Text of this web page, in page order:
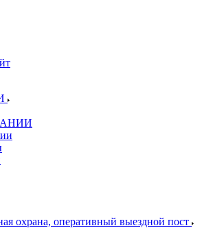
охрана, оперативный выездной пост